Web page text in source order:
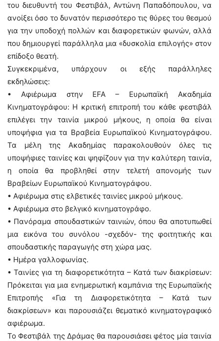
του διευθυντή του Φεστιβάλ, Αντώνη Παπαδόπουλου, να
ανοίξει όσο το δυνατόν περισσότερο τις θύρες του θεσμού
για την υποδοχή πολλών και διαφορετικών φωνών, αλλά
που δημιουργεί παράλληλα μια «δυσκολία επιλογής» στον
επίδοξο θεατή.
Συγκεκριμένα, υπάρχουν οι εξής παράλληλες
εκδηλώσεις:
• Αφιέρωμα στην ΕFA – Ευρωπαϊκή Ακαδημία
Κινηματογράφου: Η κριτική επιτροπή του κάθε φεστιβάλ
επιλέγει την ταινία μικρού μήκους, η οποία θα είναι
υποψήφια για τα Βραβεία Ευρωπαϊκού Κινηματογράφου.
Τα μέλη της Ακαδημίας παρακολουθούν όλες τις
υποψήφιες ταινίες και ψηφίζουν για την καλύτερη ταινία,
η οποία θα προβληθεί στην τελετή απονομής των
Βραβείων Ευρωπαϊκού Κινηματογράφου.
• Αφιέρωμα στις ελβετικές ταινίες μικρού μήκους.
• Αφιέρωμα στο βελγικό κινηματογράφο.
• Πανόραμα σπουδαστικών ταινιών, όπου θα αποτυπωθεί
μια εικόνα του συνόλου -σχεδόν- της φοιτητικής και
σπουδαστικής παραγωγής στη χώρα μας.
• Ημέρα γαλλοφωνίας.
• Ταινίες για τη διαφορετικότητα – Κατά των διακρίσεων:
Πρόκειται για μια ενημερωτική καμπάνια της Ευρωπαϊκής
Επιτροπής «Για τη Διαφορετικότητα – Κατά των
διακρίσεων» και παρουσιάζει θεματικό κινηματογραφικό
αφιέρωμα.
Το Φεστιβάλ της Δράμας θα παρουσιάσει φέτος μία ταινία